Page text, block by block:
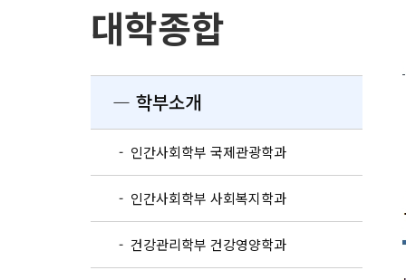
대학종합
― 학부소개
- 인간사회학부 국제관광학과
- 인간사회학부 사회복지학과
- 건강관리학부 건강영양학과